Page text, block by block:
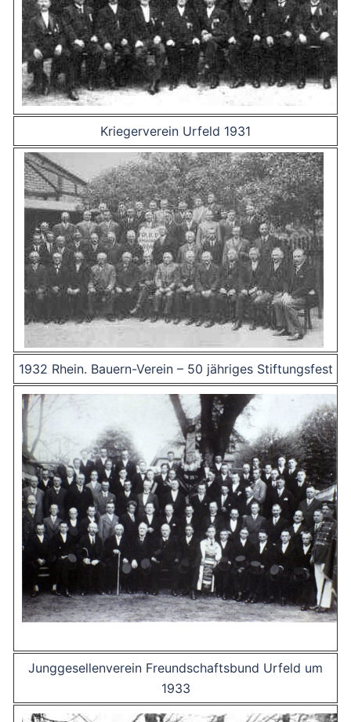
Kriegerverein Urfeld 1931
1932 Rhein. Bauern-Verein – 50 jähriges Stiftungsfest
Junggesellenverein Freundschaftsbund Urfeld um
1933